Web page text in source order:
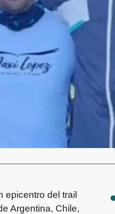
epicentro del trail
Argentina, Chile,